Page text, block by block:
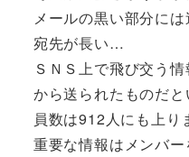
メールの黒い部分に
宛先が長い…
ＳＮＳ上で飛び交う
から送られたものだ
員数は912人にも上り
重要な情報はメンバ